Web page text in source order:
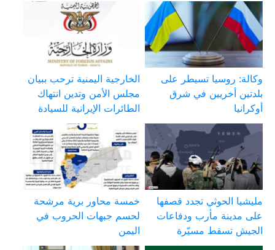
وكالة: روسيا تسيطر على
بلدتين أخريين في شرق
أوكرانيا
الخارجية اليمنية ترحب ببيان
مجلس الأمن وتدين انتهاك
الطائرات الإيرانية للسيادة
مليشيا الحوثي تجدد قصفها
على مدينة مأرب ودفاعات
الجيش تسقط مسيّرة
خمسة محاور برية مرشحة
لحسم جبهات الحروب في
اليمن